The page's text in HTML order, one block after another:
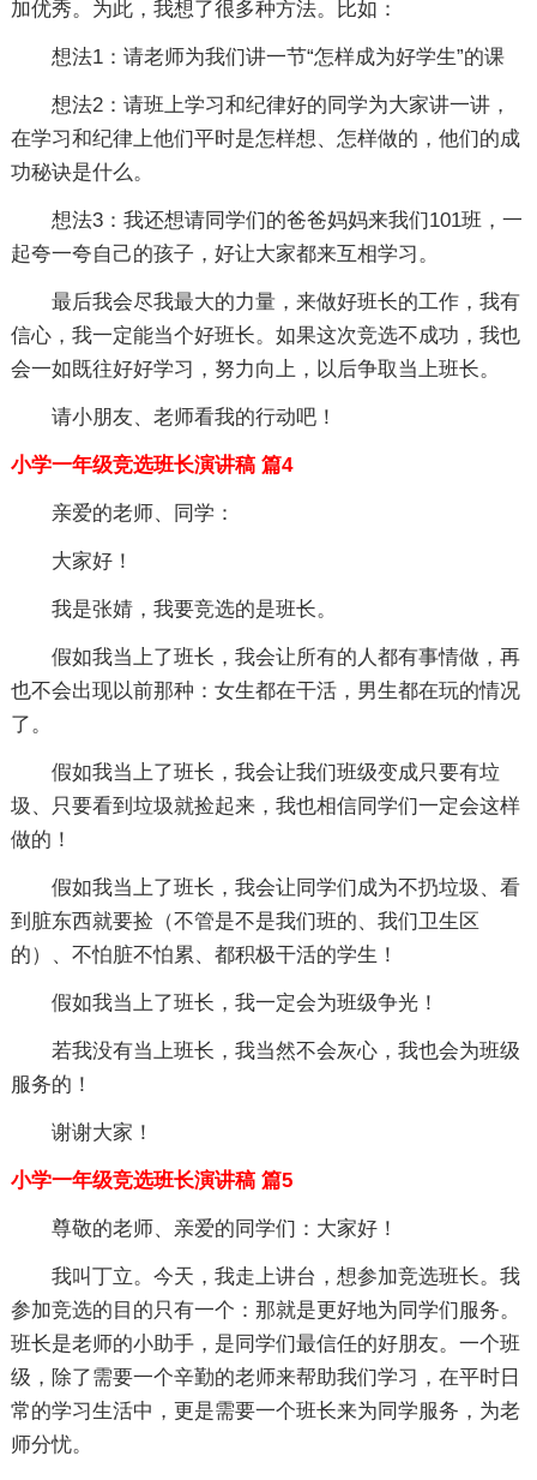
加优秀。为此，我想了很多种方法。比如：
想法1：请老师为我们讲一节“怎样成为好学生”的课
想法2：请班上学习和纪律好的同学为大家讲一讲，
在学习和纪律上他们平时是怎样想、怎样做的，他们的成
功秘诀是什么。
想法3：我还想请同学们的爸爸妈妈来我们101班，一
起夸一夸自己的孩子，好让大家都来互相学习。
最后我会尽我最大的力量，来做好班长的工作，我有
信心，我一定能当个好班长。如果这次竞选不成功，我也
会一如既往好好学习，努力向上，以后争取当上班长。
请小朋友、老师看我的行动吧！
小学一年级竞选班长演讲稿 篇4
亲爱的老师、同学：
大家好！
我是张婧，我要竞选的是班长。
假如我当上了班长，我会让所有的人都有事情做，再
也不会出现以前那种：女生都在干活，男生都在玩的情况
了。
假如我当上了班长，我会让我们班级变成只要有垃
圾、只要看到垃圾就捡起来，我也相信同学们一定会这样
做的！
假如我当上了班长，我会让同学们成为不扔垃圾、看
到脏东西就要捡（不管是不是我们班的、我们卫生区
的）、不怕脏不怕累、都积极干活的学生！
假如我当上了班长，我一定会为班级争光！
若我没有当上班长，我当然不会灰心，我也会为班级
服务的！
谢谢大家！
小学一年级竞选班长演讲稿 篇5
尊敬的老师、亲爱的同学们：大家好！
我叫丁立。今天，我走上讲台，想参加竞选班长。我
参加竞选的目的只有一个：那就是更好地为同学们服务。
班长是老师的小助手，是同学们最信任的好朋友。一个班
级，除了需要一个辛勤的老师来帮助我们学习，在平时日
常的学习生活中，更是需要一个班长来为同学服务，为老
师分忧。